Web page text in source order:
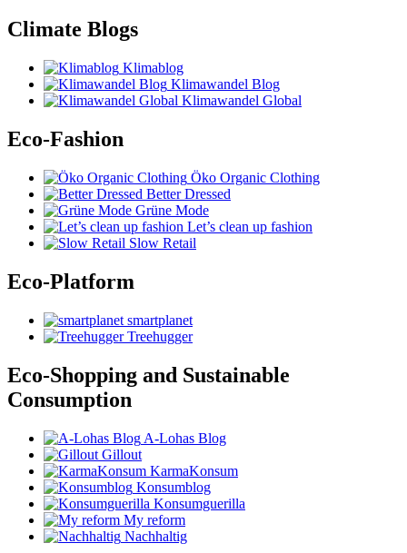
Climate Blogs
Klimablog
Klimawandel Blog
Klimawandel Global
Eco-Fashion
Öko Organic Clothing
Better Dressed
Grüne Mode
Let’s clean up fashion
Slow Retail
Eco-Platform
smartplanet
Treehugger
Eco-Shopping and Sustainable
Consumption
A-Lohas Blog
Gillout
KarmaKonsum
Konsumblog
Konsumguerilla
My reform
Nachhaltig